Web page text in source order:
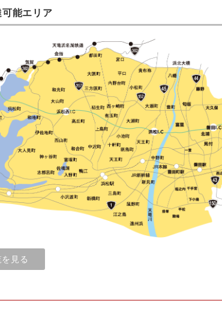
能エリア
見る